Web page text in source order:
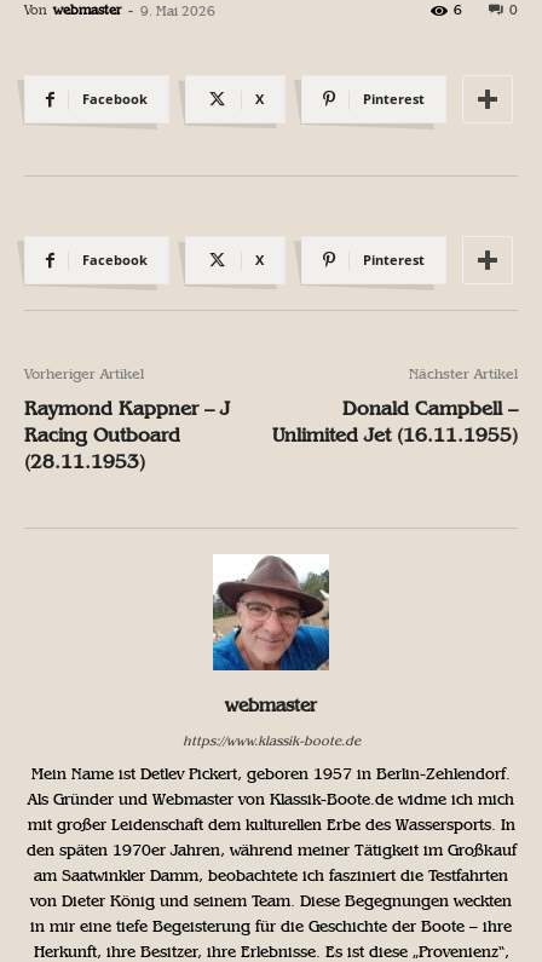
Von webmaster - 9. Mai 2026 0
6
Facebook X Pinterest
Facebook X Pinterest
Vorheriger Artikel
Raymond Kappner – J
Racing Outboard
(28.11.1953)
Nächster Artikel
Donald Campbell –
Unlimited Jet (16.11.1955)
webmaster
https://www.klassik-boote.de
Mein Name ist Detlev Pickert, geboren 1957 in Berlin-Zehlendorf.
Als Gründer und Webmaster von Klassik-Boote.de widme ich mich
mit großer Leidenschaft dem kulturellen Erbe des Wassersports. In
den späten 1970er Jahren, während meiner Tätigkeit im Großkauf
am Saatwinkler Damm, beobachtete ich fasziniert die Testfahrten
von Dieter König und seinem Team. Diese Begegnungen weckten
in mir eine tiefe Begeisterung für die Geschichte der Boote – ihre
Herkunft, ihre Besitzer, ihre Erlebnisse. Es ist diese „Provenienz“,